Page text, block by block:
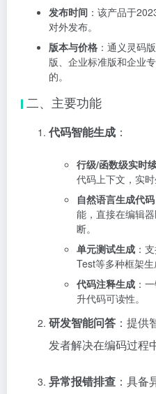
发布时间 ：该产品于
对外发布。
版本与价格 ：通义灵码
版、企业标准版和企业
的。
二、主要功能
代码智能生成 ：
行级/函数级实时
代码上下文，实时
自然语言生成代码
能，直接在编辑
断。
单元测试生成 ：
Test等多种框架生
代码注释生成 ：
升代码可读性。
研发智能问答 ：提
发者解决在编码过程
异常报错排查 ：具